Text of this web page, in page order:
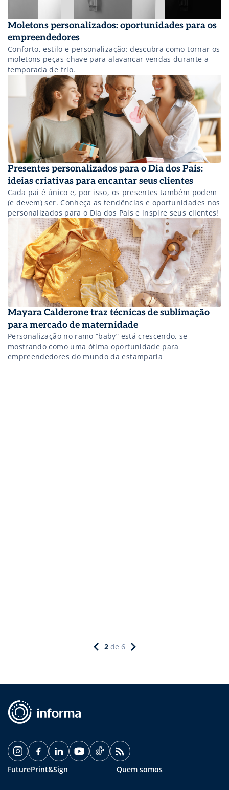
Moletons personalizados: oportunidades para os
empreendedores
Conforto, estilo e personalização: descubra como tornar os
moletons peças-chave para alavancar vendas durante a
temporada de frio.
Presentes personalizados para o Dia dos Pais:
ideias criativas para encantar seus clientes
Cada pai é único e, por isso, os presentes também podem
(e devem) ser. Conheça as tendências e oportunidades nos
personalizados para o Dia dos Pais e inspire seus clientes!
Mayara Calderone traz técnicas de sublimação
para mercado de maternidade
Personalização no ramo “baby” está crescendo, se
mostrando como uma ótima oportunidade para
empreendedores do mundo da estamparia
2 de 6
FuturePrint&Sign Quem somos